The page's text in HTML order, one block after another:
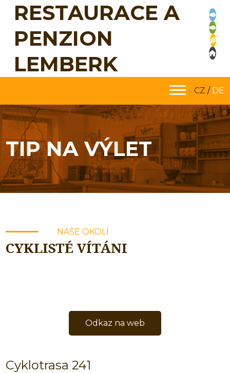
RESTAURACE A
PENZION
LEMBERK
CZ / DE
TIP NA VÝLET
NAŠE OKOLÍ
CYKLISTÉ VÍTÁNI
Odkaz na web
Cyklotrasa 241